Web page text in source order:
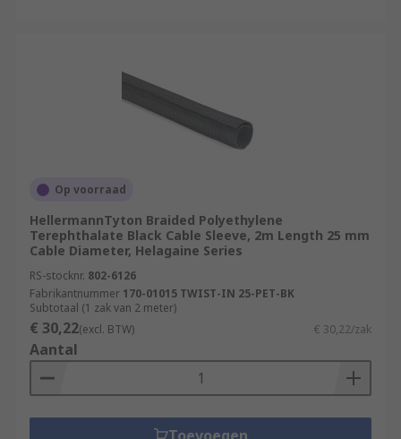
Op voorraad
HellermannTyton Braided Polyethylene
Terephthalate Black Cable Sleeve, 2m Length 25 mm
Cable Diameter, Helagaine Series
RS-stocknr. 802-6126
Fabrikantnummer 170-01015 TWIST-IN 25-PET-BK
Subtotaal (1 zak van 2 meter)
€ 30,22(excl. BTW) € 30,22/zak
Aantal